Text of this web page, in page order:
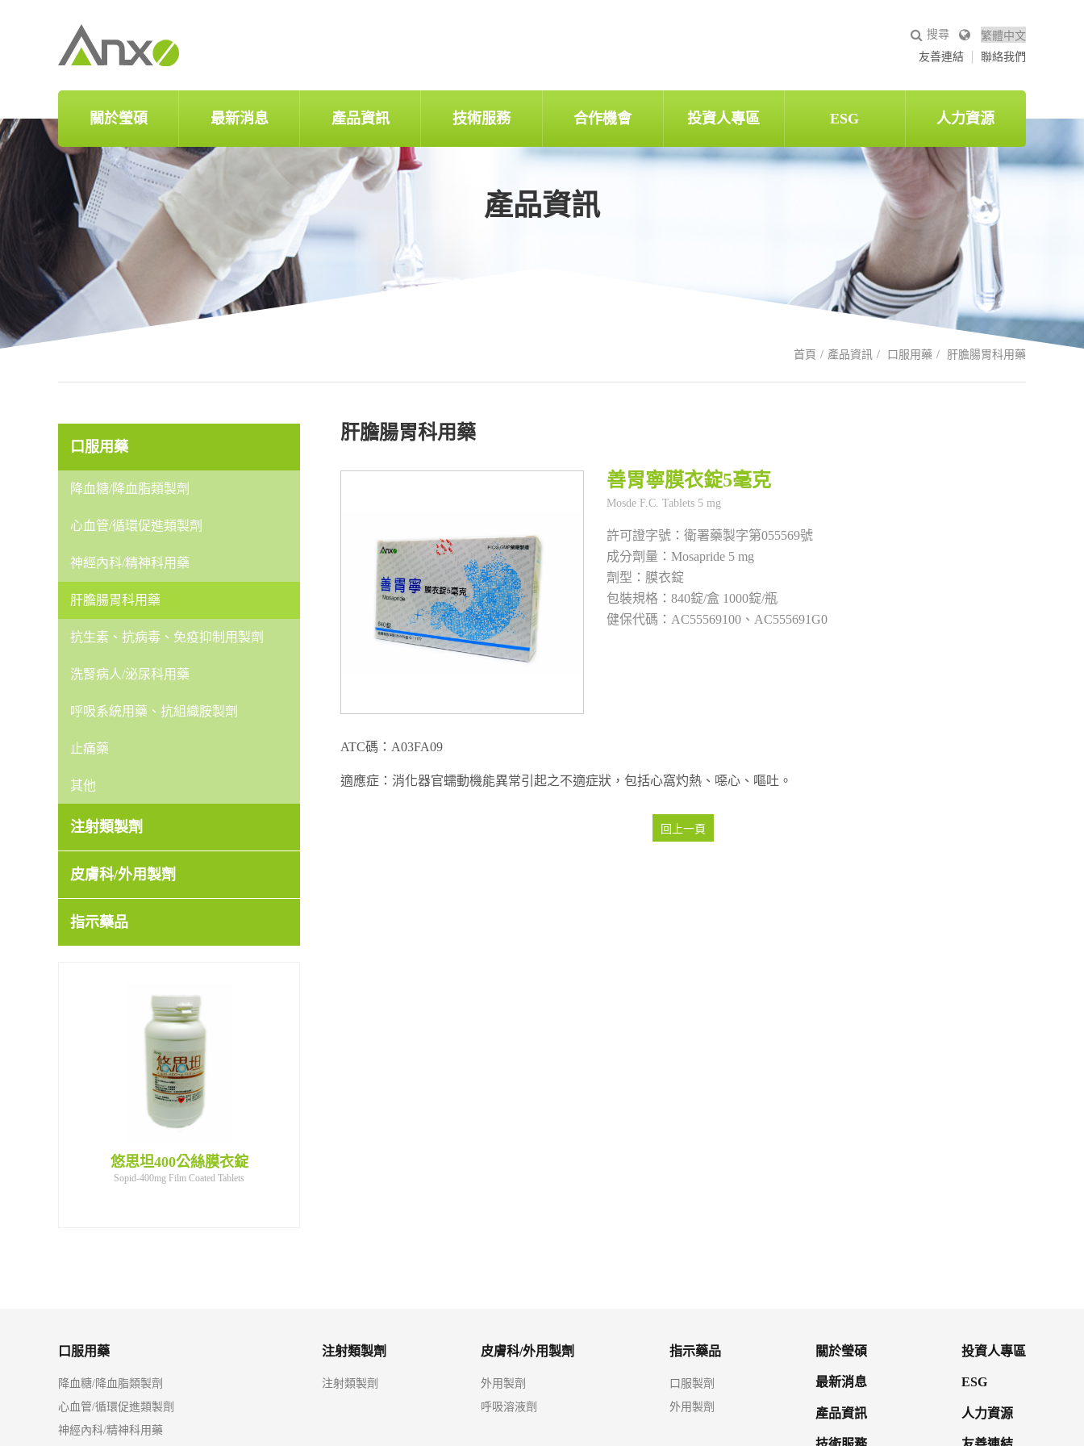
友善連結 聯絡我們
關於瑩碩 最新消息 產品資訊 技術服務 合作機會 投資人專區 ESG 人力資源
產品資訊
首頁 產品資訊 口服用藥 肝膽腸胃科用藥
口服用藥
降血糖/降血脂類製劑
心血管/循環促進類製劑
神經內科/精神科用藥
肝膽腸胃科用藥
抗生素、抗病毒、免疫抑制用製劑
洗腎病人/泌尿科用藥
呼吸系統用藥、抗組織胺製劑
止痛藥
其他
注射類製劑
皮膚科/外用製劑
指示藥品
悠思坦400公絲膜衣錠
肝膽腸胃科用藥
善胃寧膜衣錠5毫克
衛署藥製字第055569號
Mosapride 5 mg
膜衣錠
840錠/盒 1000錠/瓶
AC55569100、AC555691G0
ATC碼：A03FA09
適應症：消化器官蠕動機能異常引起之不適症狀，包括心窩灼熱、噁心、嘔吐。
回上一頁
口服用藥
降血糖/降血脂類製劑
心血管/循環促進類製劑
神經內科/精神科用藥
注射類製劑
注射類製劑
皮膚科/外用製劑
外用製劑
呼吸溶液劑
指示藥品
口服製劑
外用製劑
關於瑩碩
最新消息
產品資訊
投資人專區
ESG
人力資源